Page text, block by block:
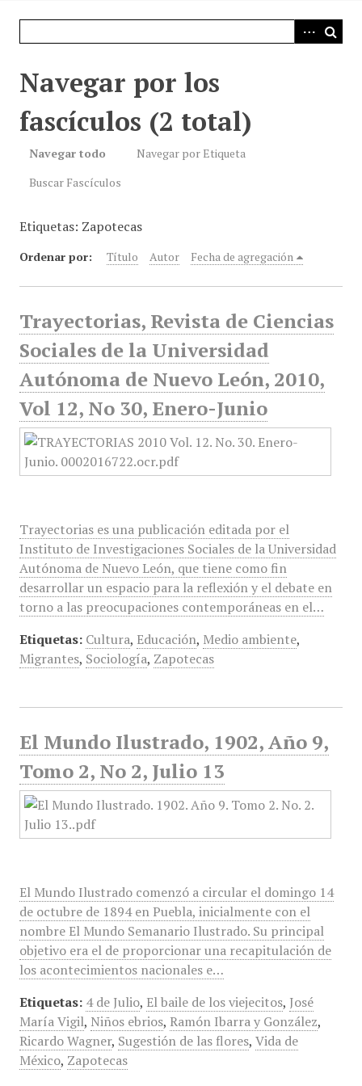
Navegar por los
fascículos (2 total)
Navegar todo
Navegar por Etiqueta
Buscar Fascículos
Etiquetas: Zapotecas
Ordenar por: Título Autor Fecha de agregación
Trayectorias, Revista de Ciencias
Sociales de la Universidad
Autónoma de Nuevo León, 2010,
Vol 12, No 30, Enero-Junio
Trayectorias es una publicación editada por el
Instituto de Investigaciones Sociales de la Universidad
Autónoma de Nuevo León, que tiene como fin
desarrollar un espacio para la reflexión y el debate en
torno a las preocupaciones contemporáneas en el…
Etiquetas: Cultura, Educación, Medio ambiente,
Migrantes, Sociología, Zapotecas
El Mundo Ilustrado, 1902, Año 9,
Tomo 2, No 2, Julio 13
El Mundo Ilustrado comenzó a circular el domingo 14
de octubre de 1894 en Puebla, inicialmente con el
nombre El Mundo Semanario Ilustrado. Su principal
objetivo era el de proporcionar una recapitulación de
los acontecimientos nacionales e…
Etiquetas: 4 de Julio, El baile de los viejecitos, José
María Vigil, Niños ebrios, Ramón Ibarra y González,
Ricardo Wagner, Sugestión de las flores, Vida de
México, Zapotecas